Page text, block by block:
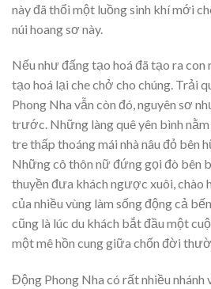
này đã thổi một luồng sinh khí mới
núi hoang sơ này.
Nếu như đấng tạo hoá đã tạo ra
tạo hoá lại che chở cho chúng. Trải
Phong Nha vẫn còn đó, nguyên sơ
trước. Những làng quê yên bình
tre thấp thoáng mái nhà nâu đỏ bên
Những cô thôn nữ đứng gọi đò bên
thuyền đưa khách ngược xuôi, chào
của nhiều vùng làm sống động cả
cũng là lúc du khách bắt đầu một
một mê hồn cung giữa chốn đời
Động Phong Nha có rất nhiều nhánh